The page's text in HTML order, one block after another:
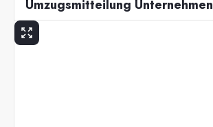
Umzugsmitteilung Unternehmen